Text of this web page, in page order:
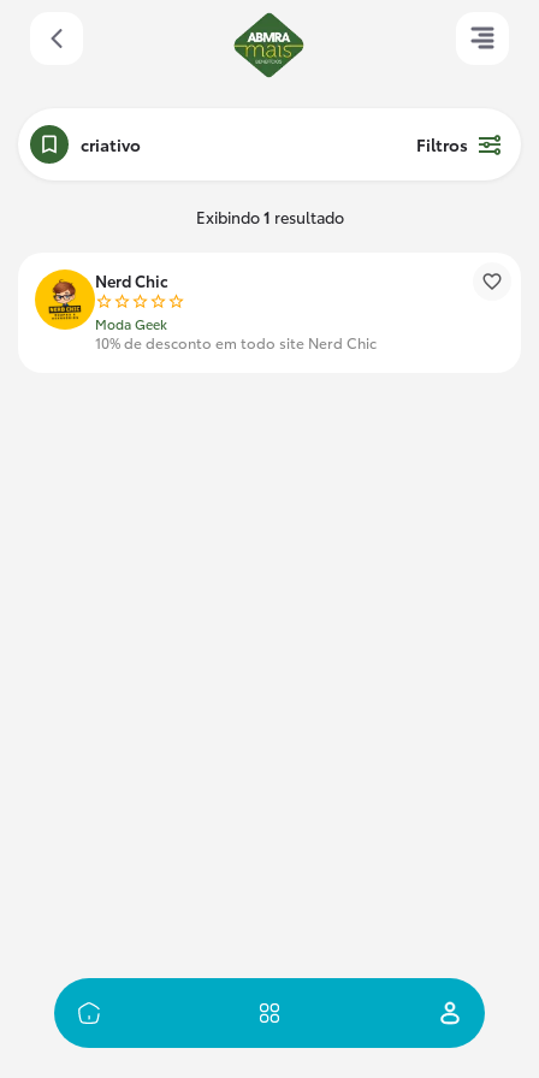
criativo Filtros
Exibindo1 resultado
Nerd Chic
Moda Geek
10% de desconto em todo site Nerd Chic